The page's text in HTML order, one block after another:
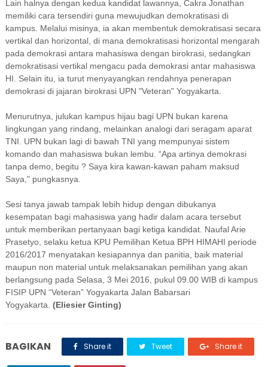
Lain halnya dengan kedua kandidat lawannya, Cakra Jonathan
memiliki cara tersendiri guna mewujudkan demokratisasi di
kampus. Melalui misinya, ia akan membentuk demokratisasi secara
vertikal dan horizontal, di mana demokratisasi horizontal mengarah
pada demokrasi antara mahasiswa dengan birokrasi, sedangkan
demokratisasi vertikal mengacu pada demokrasi antar mahasiswa
HI. Selain itu, ia turut menyayangkan rendahnya penerapan
demokrasi di jajaran birokrasi UPN "Veteran" Yogyakarta.
Menurutnya, julukan kampus hijau bagi UPN bukan karena
lingkungan yang rindang, melainkan analogi dari seragam aparat
TNI. UPN bukan lagi di bawah TNI yang mempunyai sistem
komando dan mahasiswa bukan lembu. “Apa artinya demokrasi
tanpa demo, begitu ? Saya kira kawan-kawan paham maksud
Saya," pungkasnya.
Sesi tanya jawab tampak lebih hidup dengan dibukanya
kesempatan bagi mahasiswa yang hadir dalam acara tersebut
untuk memberikan pertanyaan bagi ketiga kandidat. Naufal Arie
Prasetyo, selaku ketua KPU Pemilihan Ketua BPH HIMAHI periode
2016/2017 menyatakan kesiapannya dan panitia, baik material
maupun non material untuk melaksanakan pemilihan yang akan
berlangsung pada Selasa, 3 Mei 2016, pukul 09.00 WIB di kampus
FISIP UPN “Veteran” Yogyakarta Jalan Babarsari
Yogyakarta. (Eliesier Ginting)
BAGIKAN Share it Tweet Share it